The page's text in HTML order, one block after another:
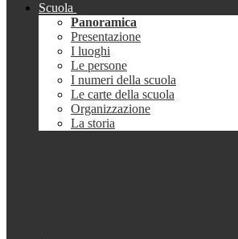
Scuola
Panoramica
Presentazione
I luoghi
Le persone
I numeri della scuola
Le carte della scuola
Organizzazione
La storia